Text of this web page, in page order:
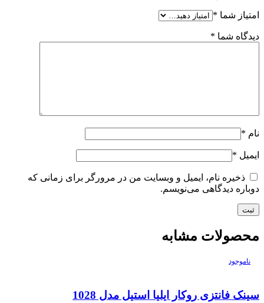
امتیاز شما *
دیدگاه شما *
نام *
ایمیل *
ذخیره نام، ایمیل و وبسایت من در مرورگر برای زمانی که
دوباره دیدگاهی می‌نویسم.
محصولات مشابه
ناموجود
سینک فانتزی روکار ایلیا استیل مدل 1028